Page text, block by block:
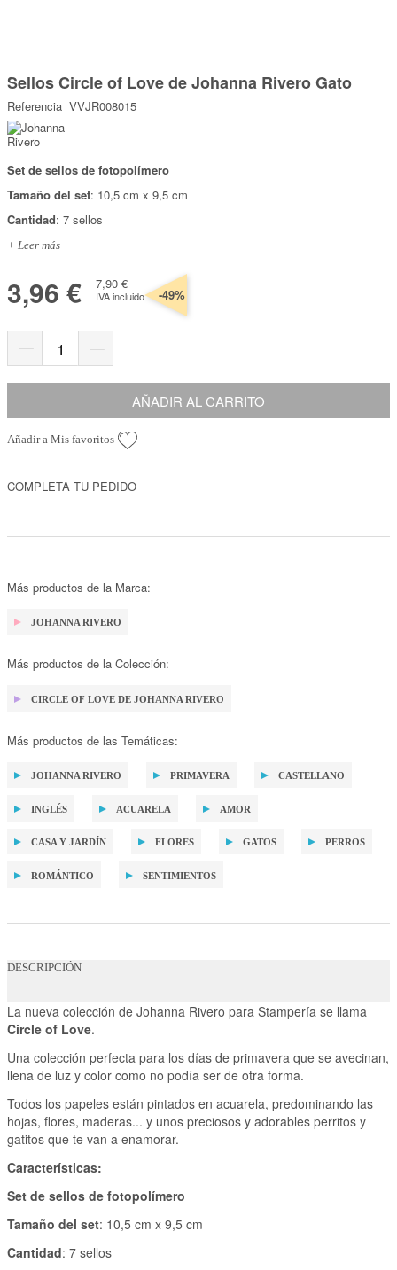
Top Ventas
Temática
Iniciar sesión/Regístrate
Somos Kimidori
comienzo
de
la
galería
de
imágenes
Sellos Circle of Love de Johanna Rivero Gato
Referencia VVJR008015
Set de sellos de fotopolímero
Tamaño del set: 10,5 cm x 9,5 cm
Cantidad: 7 sellos
+ Leer más
3,96 € 7,90 €
IVA incluido -49%
AÑADIR AL CARRITO
Añadir a Mis favoritos
COMPLETA TU PEDIDO
Más productos de la Marca:
JOHANNA RIVERO
Más productos de la Colección:
CIRCLE OF LOVE DE JOHANNA RIVERO
Más productos de las Temáticas:
JOHANNA RIVERO PRIMAVERA CASTELLANO
INGLÉS ACUARELA AMOR
CASA Y JARDÍN FLORES GATOS PERROS
ROMÁNTICO SENTIMIENTOS
DESCRIPCIÓN
La nueva colección de Johanna Rivero para Stampería se llama
Circle of Love.
Una colección perfecta para los días de primavera que se avecinan,
llena de luz y color como no podía ser de otra forma.
Todos los papeles están pintados en acuarela, predominando las
hojas, flores, maderas... y unos preciosos y adorables perritos y
gatitos que te van a enamorar.
Características:
Set de sellos de fotopolímero
Tamaño del set: 10,5 cm x 9,5 cm
Cantidad: 7 sellos